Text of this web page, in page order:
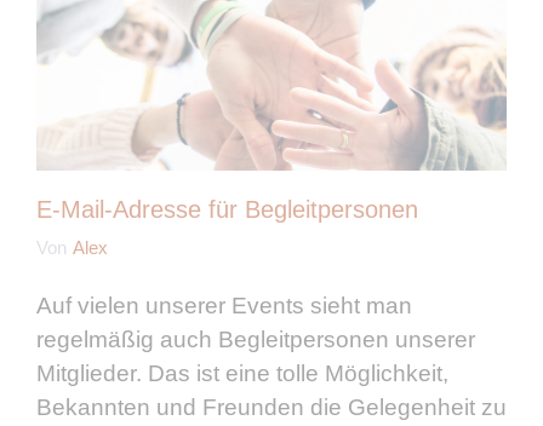
E-Mail-Adresse für Begleitpersonen
Von Alex
Auf vielen unserer Events sieht man
regelmäßig auch Begleitpersonen unserer
Mitglieder. Das ist eine tolle Möglichkeit,
Bekannten und Freunden die Gelegenheit zu